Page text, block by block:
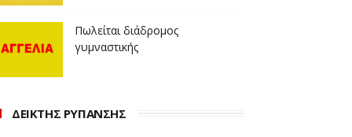
Πωλείται διάδρομος
γυμναστικής
ΔΕΙΚΤΗΣ ΡΥΠΑΝΣΗΣ